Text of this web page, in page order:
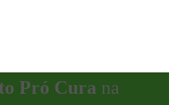
Pró Cura na